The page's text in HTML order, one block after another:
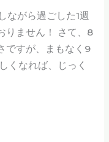
ながら過ごした1週
りません！ さて、8
ですが、まもなく9
くなれば、じっく